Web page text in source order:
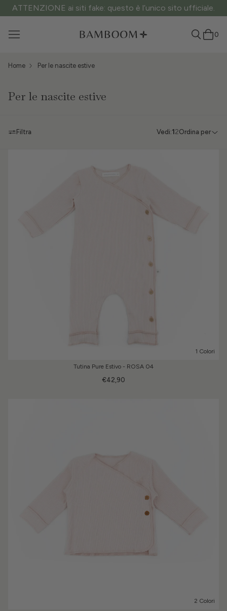
ATTENZIONE ai siti fake: questo è l’unico sito ufficiale.
0
Home Per le nascite estive
Per le nascite estive
Filtra Vedi:1 2Ordina per
1 Colori
Tutina Pure Estivo - ROSA 04
€42,90
2 Colori